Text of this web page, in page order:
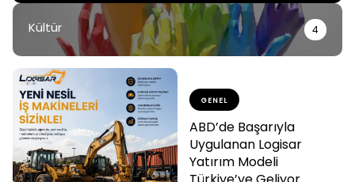
Kültür 4
GENEL
ABD’de Başarıyla
Uygulanan Logisar
Yatırım Modeli